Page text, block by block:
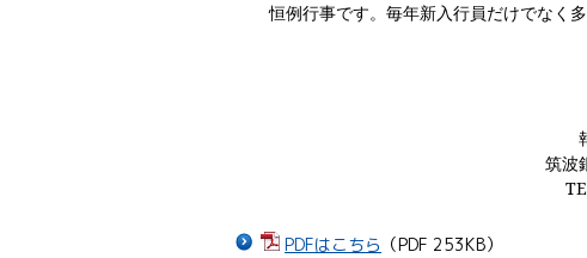
恒例行事です。毎年新入行員だけでなく
筑波
PDFはこちら （PDF 253KB）